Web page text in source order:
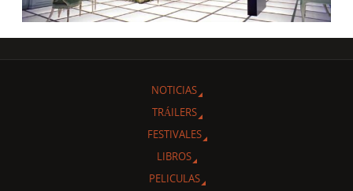
NOTICIAS
TRÁILERS
FESTIVALES
LIBROS
PELICULAS